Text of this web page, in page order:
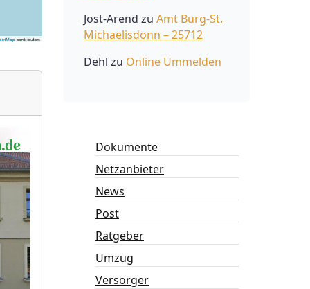
Jost-Arend zu Amt Burg-St.
Michaelisdonn – 25712
Dehl zu Online Ummelden
Dokumente
Netzanbieter
News
Post
Ratgeber
Umzug
Versorger